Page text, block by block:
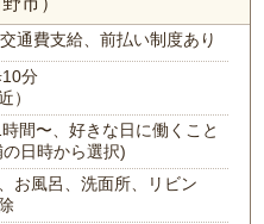
通費支給、前払い制度あり
分
）
間〜、好きな日に働くこと
日時から選択)
お風呂、洗面所、リビン